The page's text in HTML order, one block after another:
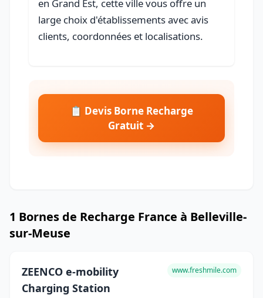
en Grand Est, cette ville vous offre un
large choix d'établissements avec avis
clients, coordonnées et localisations.
📋 Devis Borne Recharge
Gratuit →
1 Bornes de Recharge France à Belleville-
sur-Meuse
ZEENCO e-mobility
Charging Station
www.freshmile.com